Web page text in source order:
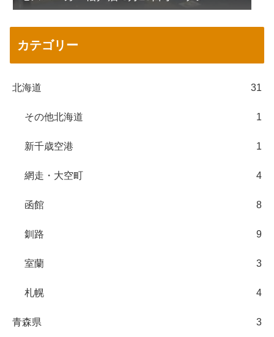
カテゴリー
北海道 31
その他北海道 1
新千歳空港 1
網走・大空町 4
函館 8
釧路 9
室蘭 3
札幌 4
青森県 3